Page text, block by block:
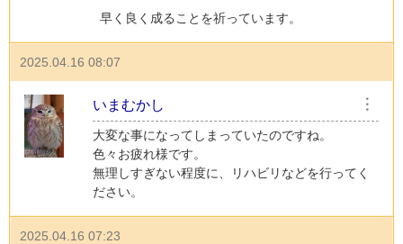
早く良く成ることを祈っています。
2025.04.16 08:07
いまむかし ︙
大変な事になってしまっていたのですね。
色々お疲れ様です。
無理しすぎない程度に、リハビリなどを行ってく
ださい。
2025.04.16 07:23